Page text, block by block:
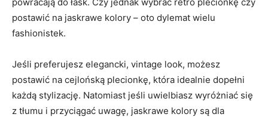
postawić ⁢na jaskrawe⁣ kolory​ – oto dylemat wielu⁤
fashionistek.
Jeśli preferujesz elegancki, vintage⁣ look, możesz
postawić na cejlońską plecionkę, która idealnie dopełni
‍każdą ⁤stylizację. Natomiast ​jeśli uwielbiasz wyróżniać ​się
z⁤ tłumu i przyciągać uwagę, jaskrawe ⁤kolory są dla